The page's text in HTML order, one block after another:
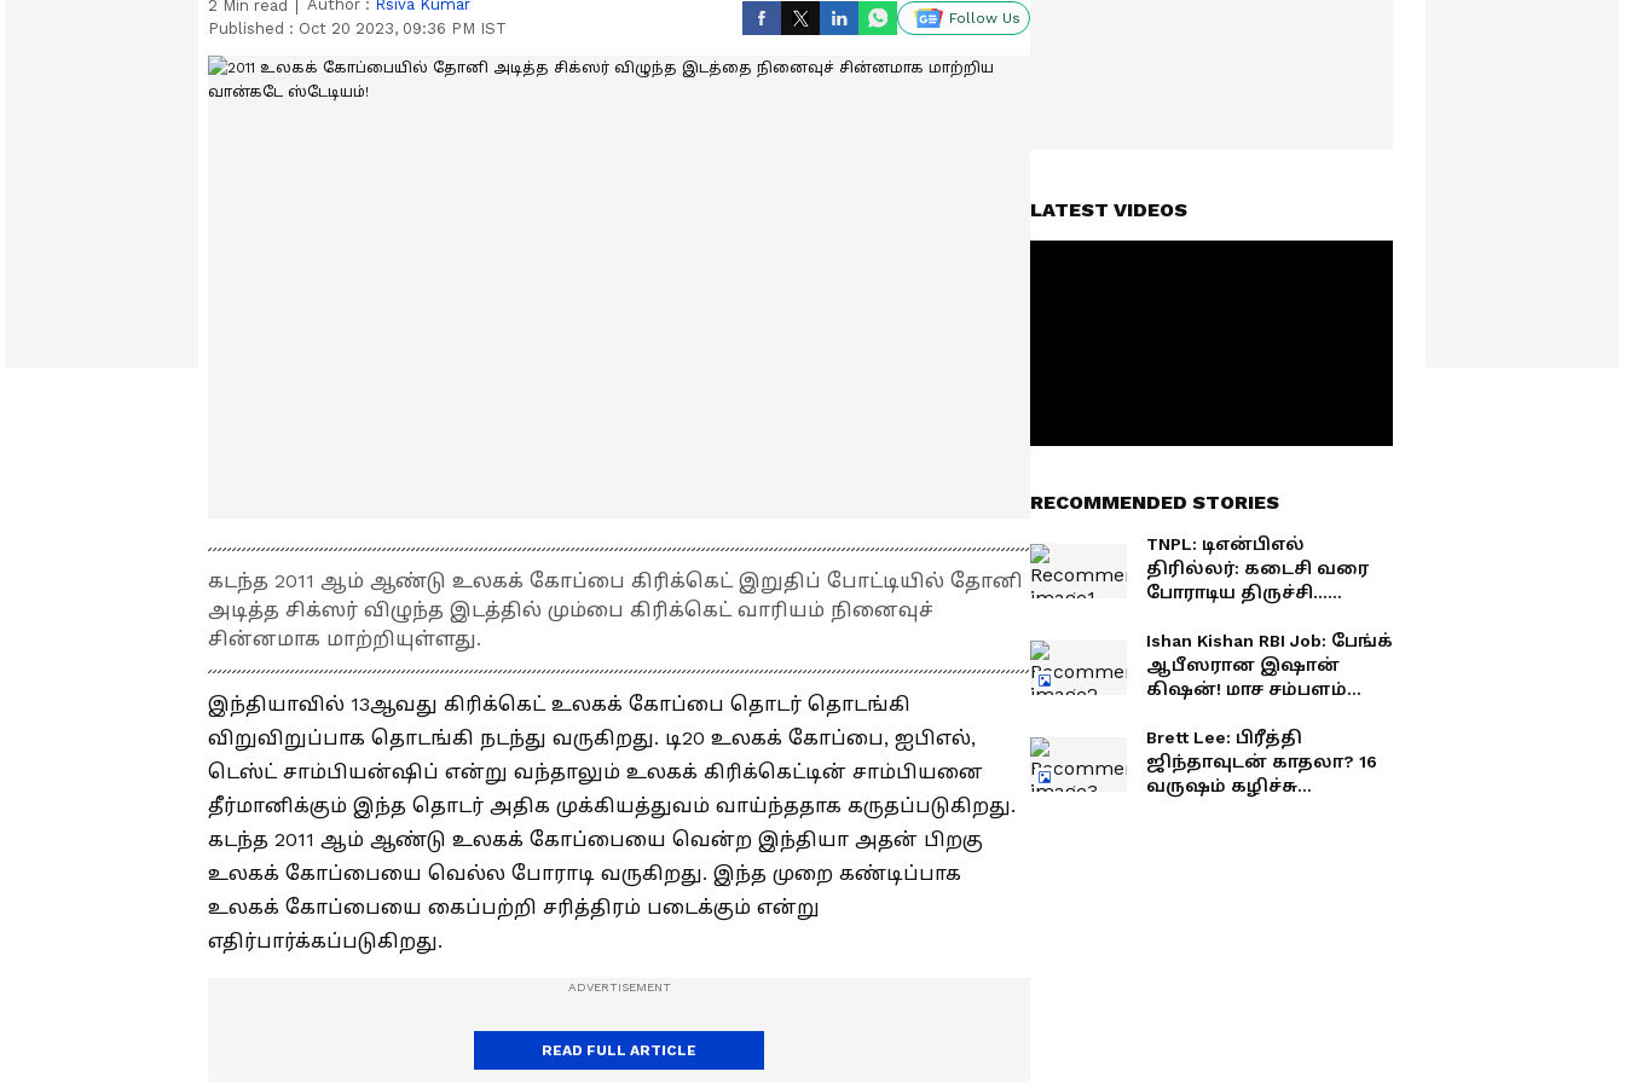
2 Min read Author : Rsiva Kumar
Published : Oct 20 2023, 09:36 PM IST
Follow Us
கடந்த 2011 ஆம் ஆண்டு உலகக் கோப்பை கிரிக்கெட் இறுதிப் போட்டியில் தோனி
அடித்த சிக்ஸர் விழுந்த இடத்தில் மும்பை கிரிக்கெட் வாரியம் நினைவுச்
சின்னமாக மாற்றியுள்ளது.
இந்தியாவில் 13ஆவது கிரிக்கெட் உலகக் கோப்பை தொடர் தொடங்கி
விறுவிறுப்பாக தொடங்கி நடந்து வருகிறது. டி20 உலகக் கோப்பை, ஐபிஎல்,
டெஸ்ட் சாம்பியன்ஷிப் என்று வந்தாலும் உலகக் கிரிக்கெட்டின் சாம்பியனை
தீர்மானிக்கும் இந்த தொடர் அதிக முக்கியத்துவம் வாய்ந்ததாக கருதப்படுகிறது.
கடந்த 2011 ஆம் ஆண்டு உலகக் கோப்பையை வென்ற இந்தியா அதன் பிறகு
உலகக் கோப்பையை வெல்ல போராடி வருகிறது. இந்த முறை கண்டிப்பாக
உலகக் கோப்பையை கைப்பற்றி சரித்திரம் படைக்கும் என்று
எதிர்பார்க்கப்படுகிறது.
READ FULL ARTICLE
LATEST VIDEOS
RECOMMENDED STORIES
TNPL: டிஎன்பிஎல்
திரில்லர்: கடைசி வரை
போராடிய திருச்சி...
மதுரை!
Ishan Kishan RBI Job: பேங்க்
ஆபீஸரான இஷான்
கிஷன்! மாச சம்பளம்
Brett Lee: பிரீத்தி
ஜிந்தாவுடன் காதலா? 16
வருஷம் கழிச்சு